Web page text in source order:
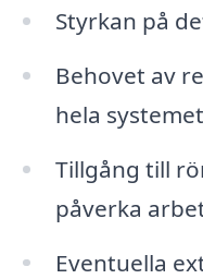
Styrkan på
Behovet av
hela
Tillgång till
påverka
Eventuella